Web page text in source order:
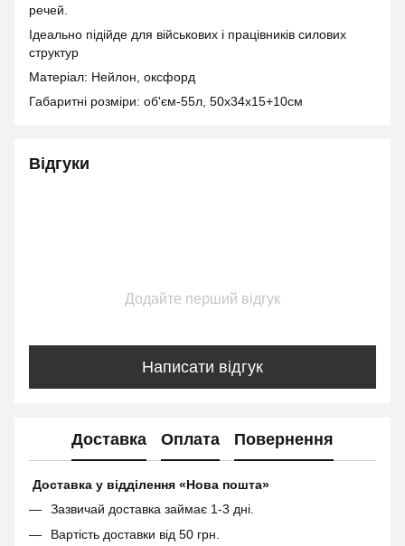
речей.
Ідеально підійде для військових і працівників силових
структур
Матеріал: Нейлон, оксфорд
Габаритні розміри: об'єм-55л, 50x34x15+10см
Відгуки
Додайте перший відгук
Написати відгук
Доставка Оплата Повернення
Доставка у відділення «Нова пошта»
Зазвичай доставка займає 1-3 дні.
Вартість доставки від 50 грн.